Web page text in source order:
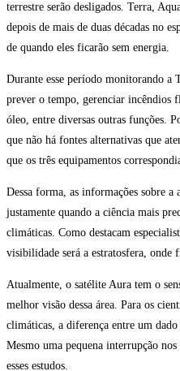
terrestre serão desligados. Terra,
depois de mais de duas décadas no
de quando eles ficarão sem energia.
Durante esse período monitorando a
prever o tempo, gerenciar incêndios
óleo, entre diversas outras funções.
que não há fontes alternativas que
que os três equipamentos
Dessa forma, as informações sobre a
justamente quando a ciência mais
climáticas. Como destacam
visibilidade será a estratosfera, onde
Atualmente, o satélite Aura tem o
melhor visão dessa área. Para os
climáticas, a diferença entre um
Mesmo uma pequena interrupção
esses estudos.